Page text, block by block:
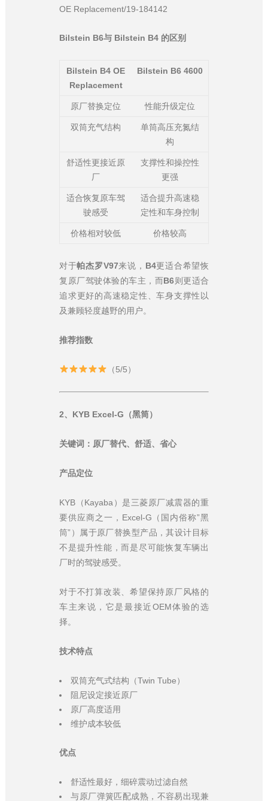
OE Replacement/19-184142
Bilstein B6与 Bilstein B4 的区别
Bilstein B4 OE
Replacement
Bilstein B6 4600
原厂替换定位 性能升级定位
双筒充气结构
单筒高压充氮结
构
舒适性更接近原
厂
支撑性和操控性
更强
适合恢复原车驾
驶感受
适合提升高速稳
定性和车身控制
价格相对较低 价格较高
对于帕杰罗V97来说， B4更适合希望恢
复原厂驾驶体验的车主，而B6则更适合
追求更好的高速稳定性、车身支撑性以
及兼顾轻度越野的用户。
推荐指数
（5/5）
2、KYB Excel-G（黑筒）
关键词：原厂替代、舒适、省心
产品定位
KYB（Kayaba）是三菱原厂减震器的重
要供应商之一，Excel-G（国内俗称”黑
筒”）属于原厂替换型产品，其设计目标
不是提升性能，而是尽可能恢复车辆出
厂时的驾驶感受。
对于不打算改装、希望保持原厂风格的
车主来说，它是最接近OEM体验的选
择。
技术特点
双筒充气式结构（Twin Tube）
阻尼设定接近原厂
原厂高度适用
维护成本较低
优点
舒适性最好，细碎震动过滤自然
与原厂弹簧匹配成熟，不容易出现兼